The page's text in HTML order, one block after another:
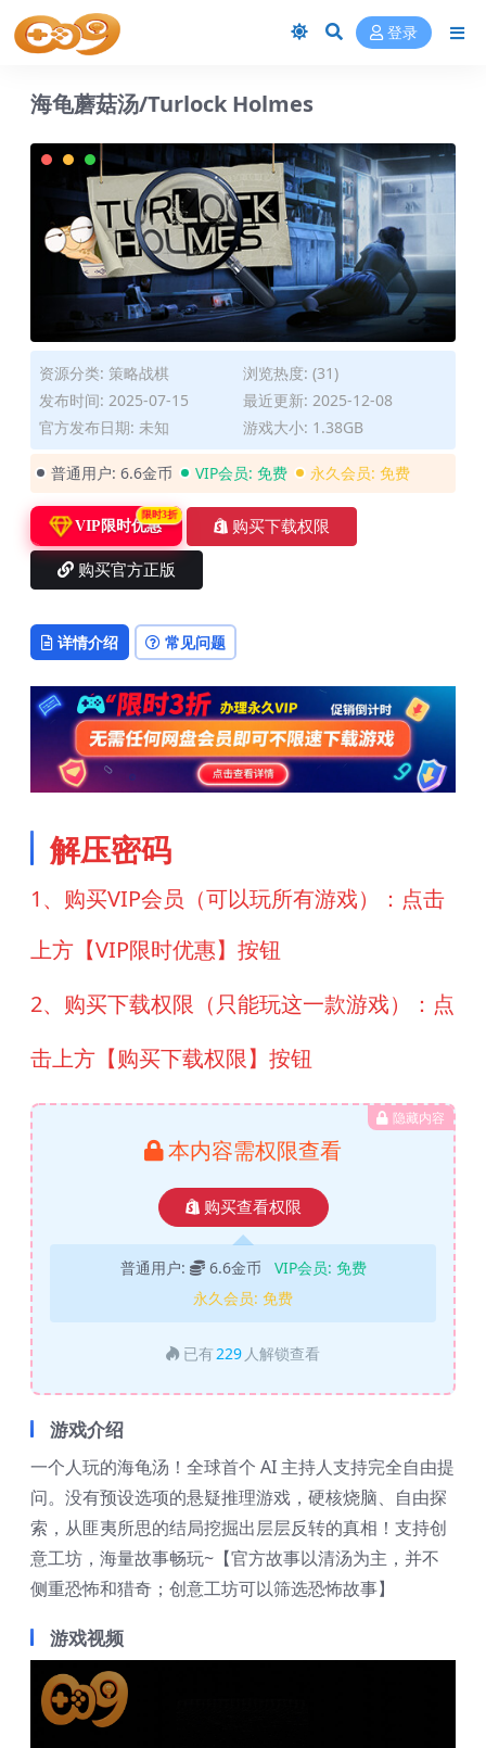
登录
海龟蘑菇汤/Turlock Holmes
资源分类: 策略战棋
浏览热度: (31)
发布时间: 2025-07-15
最近更新: 2025-12-08
官方发布日期: 未知
游戏大小: 1.38GB
普通用户: 6.6金币 VIP会员: 免费 永久会员: 免费
VIP限时优惠
限时3折
购买下载权限
购买官方正版
详情介绍 常见问题
解压密码
1、购买VIP会员（可以玩所有游戏）：点击
上方【VIP限时优惠】按钮
2、购买下载权限（只能玩这一款游戏）：点
击上方【购买下载权限】按钮
隐藏内容
本内容需权限查看
购买查看权限
普通用户: 6.6金币 VIP会员: 免费
永久会员: 免费
已有229 人解锁查看
游戏介绍
一个人玩的海龟汤！全球首个 AI 主持人支持完全自由提
问。没有预设选项的悬疑推理游戏，硬核烧脑、自由探
索，从匪夷所思的结局挖掘出层层反转的真相！支持创
意工坊，海量故事畅玩~【官方故事以清汤为主，并不
侧重恐怖和猎奇；创意工坊可以筛选恐怖故事】
游戏视频